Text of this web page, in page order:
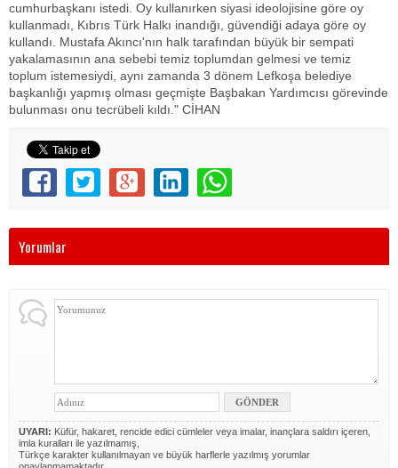
cumhurbaşkanı istedi. Oy kullanırken siyasi ideolojisine göre oy
kullanmadı, Kıbrıs Türk Halkı inandığı, güvendiği adaya göre oy
kullandı. Mustafa Akıncı'nın halk tarafından büyük bir sempati
yakalamasının ana sebebi temiz toplumdan gelmesi ve temiz
toplum istemesiydi, aynı zamanda 3 dönem Lefkoşa belediye
başkanlığı yapmış olması geçmişte Başbakan Yardımcısı görevinde
bulunması onu tecrübeli kıldı." CİHAN
Yorumlar
UYARI: Küfür, hakaret, rencide edici cümleler veya imalar, inançlara saldırı içeren,
imla kuralları ile yazılmamış,
Türkçe karakter kullanılmayan ve büyük harflerle yazılmış yorumlar